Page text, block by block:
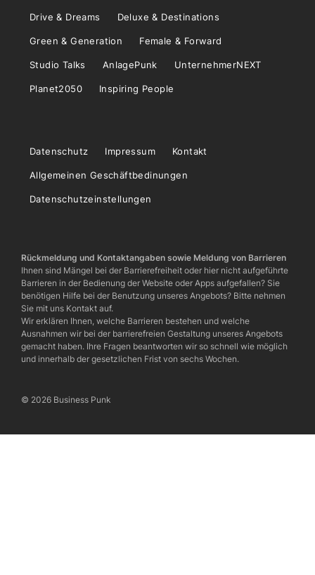
Drive & Dreams Deluxe & Destinations
Green & Generation Female & Forward
Studio Talks AnlagePunk UnternehmerNEXT
Planet2050 Inspiring People
Datenschutz Impressum Kontakt
Allgemeinen Geschäftbedinungen
Datenschutzeinstellungen
Rückmeldung und Kontaktangaben sowie Meldung von Barrieren
Ihnen sind Mängel bei der Barrierefreiheit oder hier nicht aufgeführte
Barrieren in der Bedienung der Website oder Apps aufgefallen? Sie
benötigen Hilfe bei der Benutzung unseres Angebots? Bitte nehmen
Sie mit uns Kontakt auf.
Wir erklären Ihnen, welche Barrieren bestehen und welche
Ausnahmen wir bei der barrierefreien Gestaltung unseres Angebots
gemacht haben. Ihre Fragen beantworten wir so schnell wie möglich
und innerhalb der gesetzlichen Frist von sechs Wochen.
© 2026 Business Punk